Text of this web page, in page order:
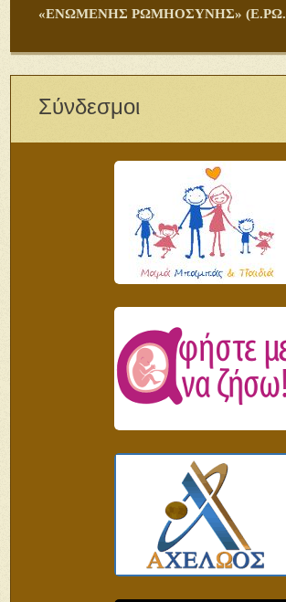
«ΕΝΩΜΕΝΗΣ ΡΩΜΗΟΣΥΝΗΣ»
Σύνδεσμοι